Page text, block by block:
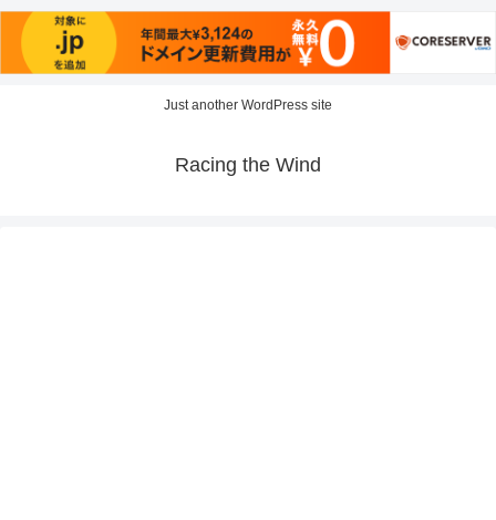
Just another WordPress site
Racing the Wind